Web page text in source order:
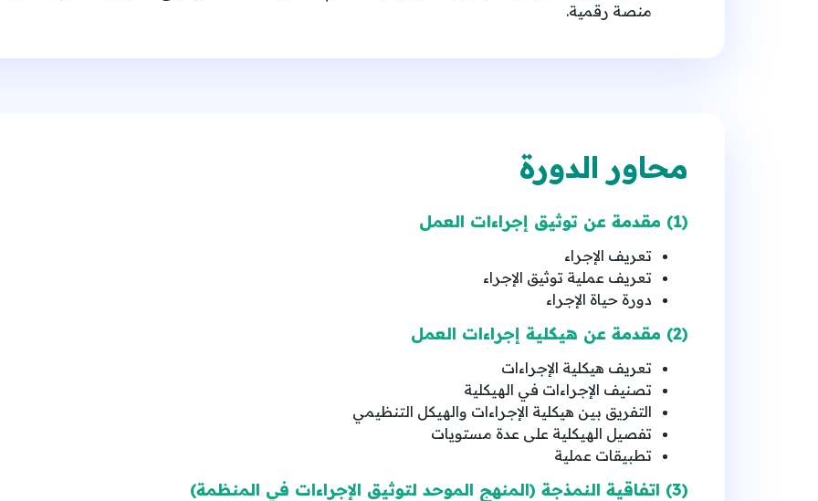
منصة رقمية.
محاور الدورة
(1) مقدمة عن توثيق إجراءات العمل
تعريف الإجراء
تعريف عملية توثيق الإجراء
دورة حياة الإجراء
(2) مقدمة عن هيكلية إجراءات العمل
تعريف هيكلية الإجراءات
تصنيف الإجراءات في الهيكلية
التفريق بين هيكلية الإجراءات والهيكل التنظيمي
تفصيل الهيكلية على عدة مستويات
تطبيقات عملية
(3) اتفاقية النمذجة (المنهج الموحد لتوثيق الإجراءات في المنظمة)